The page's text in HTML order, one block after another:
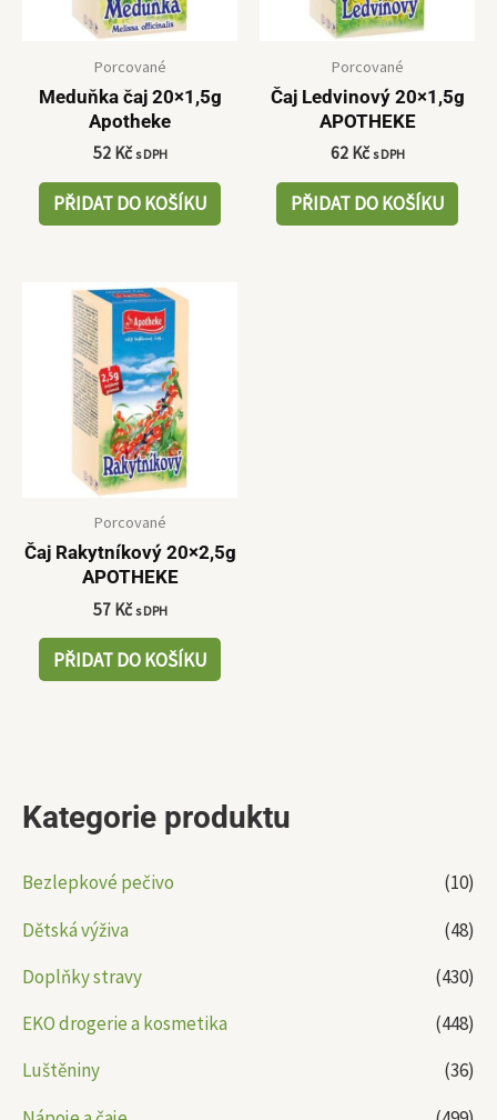
Kategorie produktu
Bezlepkové pečivo
(10)
Dětská výživa
(48)
Doplňky stravy
(430)
EKO drogerie a kosmetika
(448)
Luštěniny
(36)
Porcované
Meduňka čaj 20×1,5g
Apotheke
52 Kč s DPH
PŘIDAT DO KOŠÍKU
Porcované
Čaj Ledvinový 20×1,5g
APOTHEKE
62 Kč s DPH
PŘIDAT DO KOŠÍKU
Porcované
Čaj Rakytníkový 20×2,5g
APOTHEKE
57 Kč s DPH
PŘIDAT DO KOŠÍKU